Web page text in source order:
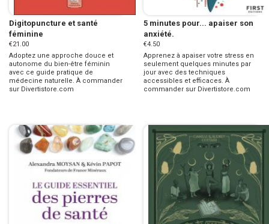
Digitopuncture et santé
féminine
€21.00
Adoptez une approche douce et
autonome du bien-être féminin
avec ce guide pratique de
médecine naturelle. À commander
sur Divertistore.com
5 minutes pour... apaiser son
anxiété.
€4.50
Apprenez à apaiser votre stress en
seulement quelques minutes par
jour avec des techniques
accessibles et efficaces. À
commander sur Divertistore.com